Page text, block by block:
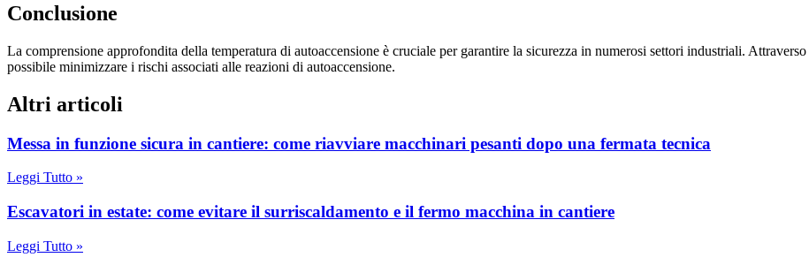
Conclusione
La comprensione approfondita della temperatura di autoaccensione è cruciale per garantire la sicurezza in numerosi settori industriali.
possibile minimizzare i rischi associati alle reazioni di autoaccensione.
Altri articoli
Messa in funzione sicura in cantiere: come riavviare macchinari pesanti dopo una fermata tecnica
Leggi Tutto »
Escavatori in estate: come evitare il surriscaldamento e il fermo macchina in cantiere
Leggi Tutto »